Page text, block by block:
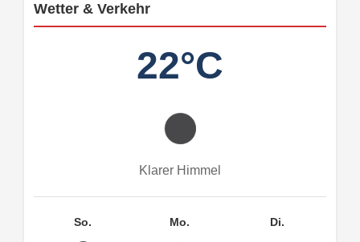
Wetter & Verkehr
22°C
Klarer Himmel
So. Mo. Di.